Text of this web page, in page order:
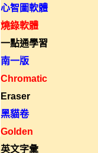
心智圖軟體
燒錄軟體
一點通學習
南一版
Chromatic
Eraser
黑貓卷
Golden
英文字彙